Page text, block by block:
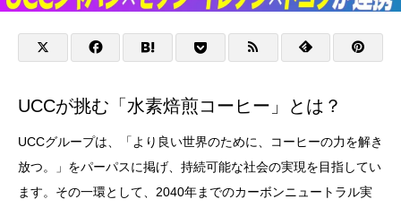
UCCが挑む「水素焙煎コーヒー」とは？
UCCグループは、「より良い世界のために、コーヒーの力を解き
放つ。」をパーパスに掲げ、持続可能な社会の実現を目指してい
ます。その一環として、2040年までのカーボンニュートラル実